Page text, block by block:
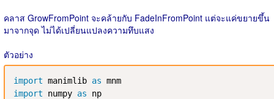
คลาส GrowFromPoint จะคล้ายกับ FadeInFromPoint แต่จะแค่ขยายขึ้น
มาจากจุด ไม่ได้เปลี่ยนแปลงความทึบแสง
ตัวอย่าง
import manimlib as
import numpy as np